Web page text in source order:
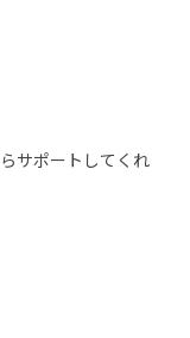
サポートしてくれ